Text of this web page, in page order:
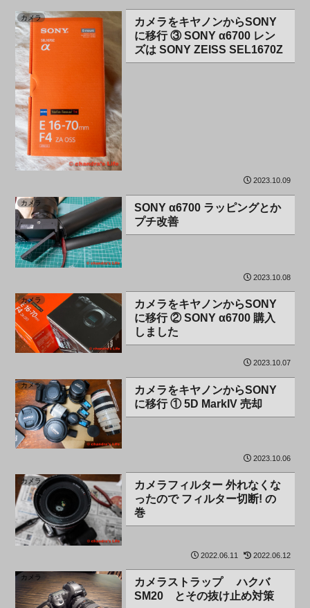
カメラ
カメラをキヤノンからSONY
に移行 ③ SONY α6700 レン
ズは SONY ZEISS SEL1670Z
2023.10.09
カメラ
SONY α6700 ラッピングとか
プチ改善
2023.10.08
カメラ
カメラをキヤノンからSONY
に移行 ② SONY α6700 購入
しました
2023.10.07
カメラ
カメラをキヤノンからSONY
に移行 ① 5D MarkIV 売却
2023.10.06
カメラ
カメラフィルター 外れなくな
ったので フィルター切断! の
巻
2022.06.11 2022.06.12
カメラ
カメラストラップ ハクバ
SM20 とその抜け止め対策